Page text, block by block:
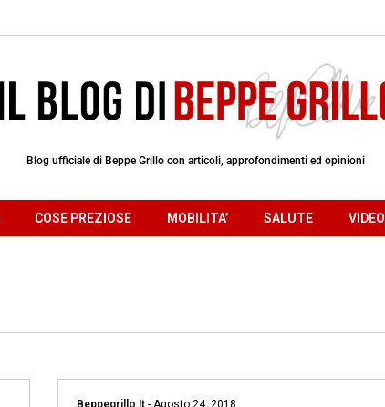
Blog ufficiale di Beppe Grillo con articoli, approfondimenti ed opinioni
COSE PREZIOSE MOBILITA’ SALUTE VIDEO
Beppegrillo.it -Agosto 24, 2018